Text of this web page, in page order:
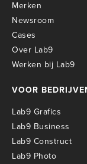
Merken
Newsroom
Cases
Over Lab9
Werken bij Lab9
VOOR
Lab9 Grafics
Lab9 Business
Lab9 Construct
Lab9 Photo